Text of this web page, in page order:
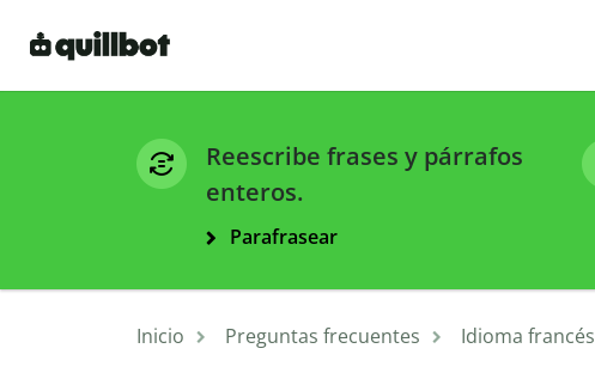
Reescribe frases y párrafos
enteros.
Parafrasear
Inicio Preguntas frecuentes Idioma francés